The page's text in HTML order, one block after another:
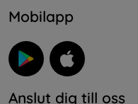
Mobilapp
Anslut dig till oss